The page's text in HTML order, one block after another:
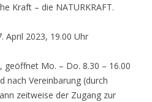
Kraft – die NATURKRAFT.
April 2023, 19.00 Uhr
geöffnet Mo. – Do. 8.30 – 16.00
nach Vereinbarung (durch
zeitweise der Zugang zur